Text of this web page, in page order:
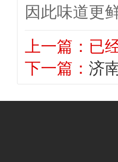
因此味道更
上一篇：已
下一篇： 济